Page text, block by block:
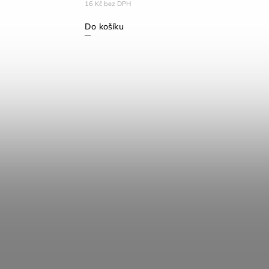
16 Kč bez DPH
Do košíku